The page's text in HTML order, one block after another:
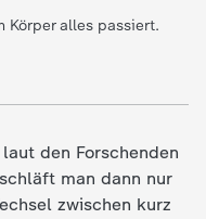
Körper alles passiert.
laut den Forschenden
man dann nur
zwischen kurz